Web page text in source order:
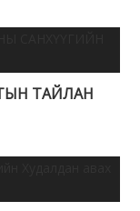
ТАЙЛАН